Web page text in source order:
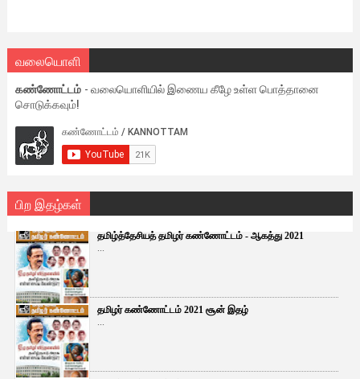
வலையொளி
கண்ணோட்டம் - வலையொளியில் இணைய கீழே உள்ள பொத்தானை
சொடுக்கவும்!
பிற இதழ்கள்
தமிழ்த்தேசியத் தமிழர் கண்ணோட்டம் - ஆகத்து 2021
...
தமிழர் கண்ணோட்டம் 2021 சூன் இதழ்
...